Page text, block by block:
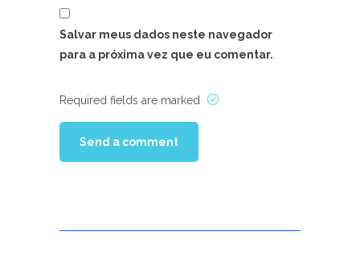
Salvar meus dados neste navegador
para a próxima vez que eu comentar.
Required fields are marked